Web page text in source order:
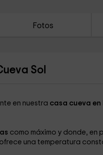
Fotos
Sol
en nuestra casa cueva en
como máximo y donde, en
una temperatura